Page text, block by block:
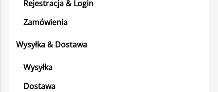
Rejestracja & Login
Zamówienia
Wysyłka & Dostawa
Wysyłka
Dostawa